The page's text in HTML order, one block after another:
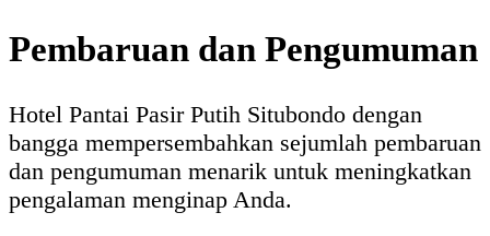
Pembaruan dan Pengumuman
Hotel Pantai Pasir Putih Situbondo dengan
bangga mempersembahkan sejumlah pembaruan
dan pengumuman menarik untuk meningkatkan
pengalaman menginap Anda.